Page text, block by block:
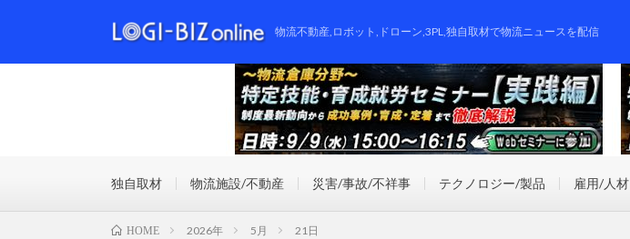
物流不動産,ロボット,ドローン,3PL,独自取材で物流ニュースを配信
独自取材 物流施設/不動産 災害/事故/不祥事 テクノロジー/製品 雇用/人材
HOME 2026年 5月 21日